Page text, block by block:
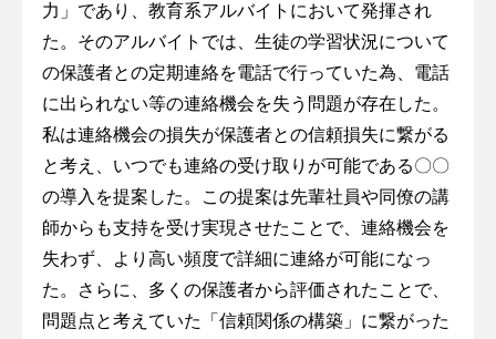
力」であり、教育系アルバイトにおいて発揮され
た。そのアルバイトでは、生徒の学習状況について
の保護者との定期連絡を電話で行っていた為、電話
に出られない等の連絡機会を失う問題が存在した。
私は連絡機会の損失が保護者との信頼損失に繋がる
と考え、いつでも連絡の受け取りが可能である〇〇
の導入を提案した。この提案は先輩社員や同僚の講
師からも支持を受け実現させたことで、連絡機会を
失わず、より高い頻度で詳細に連絡が可能になっ
た。さらに、多くの保護者から評価されたことで、
問題点と考えていた「信頼関係の構築」に繋がった